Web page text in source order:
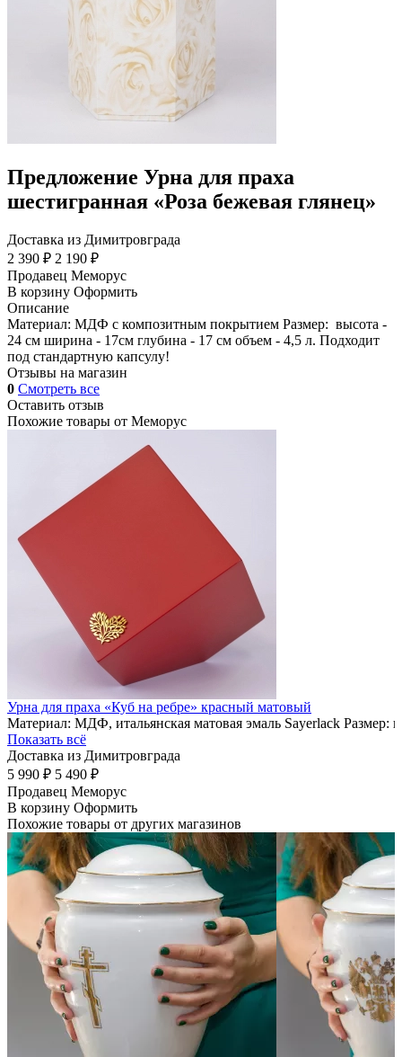
Предложение Урна для праха
шестигранная «Роза бежевая глянец»
Доставка из Димитровграда
2 390 ₽ 2 190 ₽
Продавец Меморус
В корзину Оформить
Описание
Материал: МДФ с композитным покрытием Размер: высота -
24 см ширина - 17см глубина - 17 см объем - 4,5 л. Подходит
под стандартную капсулу!
Отзывы на магазин
0 Смотреть все
Оставить отзыв
Похожие товары от Меморус
Урна для праха «Куб на ребре» красный матовый
Материал: МДФ, итальянская матовая эмаль Sayerlack
Показать всё
Доставка из Димитровграда
5 990 ₽ 5 490 ₽
Продавец Меморус
В корзину Оформить
Похожие товары от других магазинов